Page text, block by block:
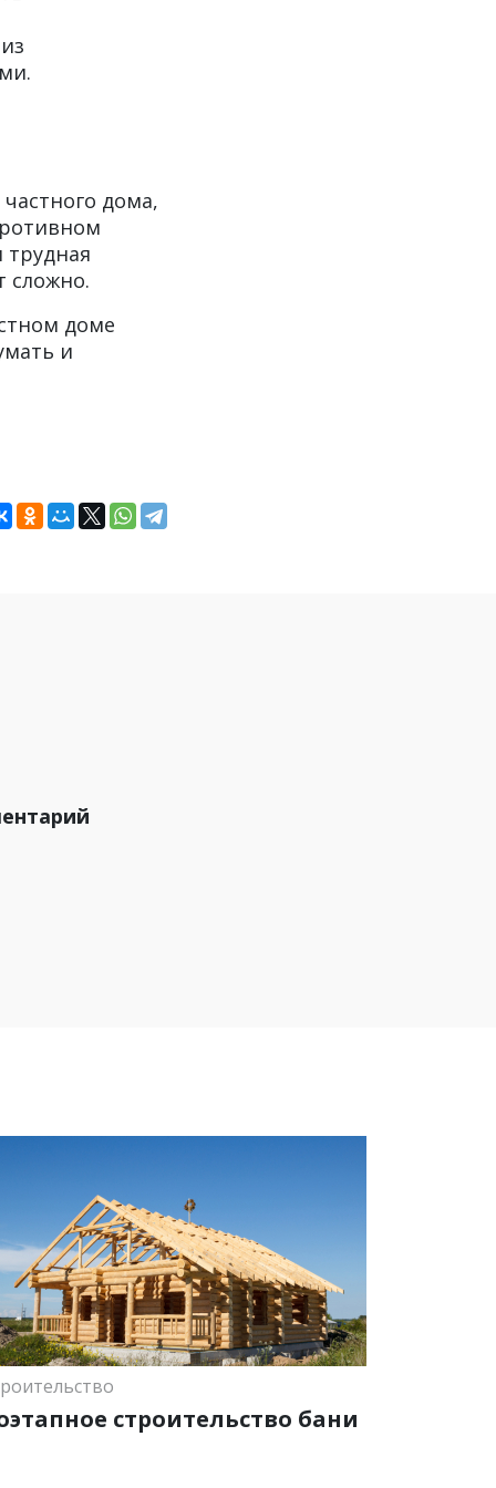
дома,
трудная
сложно.
доме
и
строительство бани